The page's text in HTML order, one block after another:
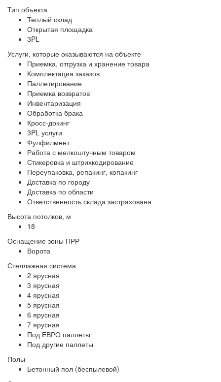
Тип объекта
Теплый склад
Открытая площадка
3PL
Услуги, которые оказываются на объекте
Приемка, отгрузка и хранение товара
Комплектация заказов
Паллетирование
Приемка возвратов
Инвентаризация
Обработка брака
Кросс-докинг
3PL услуги
Фулфилмент
Работа с мелкоштучным товаром
Стикеровка и штрихкодирование
Переупаковка, репакинг, копакинг
Доставка по городу
Доставка по области
Ответственность склада застрахована
Высота потолков, м
18
Оснащение зоны ПРР
Ворота
Стеллажная система
2 ярусная
3 ярусная
4 ярусная
5 ярусная
6 ярусная
7 ярусная
Под ЕВРО паллеты
Под другие паллеты
Полы
Бетонный пол (беспылевой)